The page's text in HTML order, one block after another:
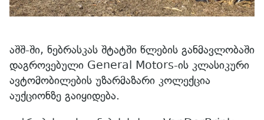
აშშ-ში, ნებრასკას შტატში წლების განმავლობაში
დაგროვებული General Motors-ის კლასიკური
ავტომობილების უზარმაზარი კოლექცია
აუქციონზე გაიყიდება.